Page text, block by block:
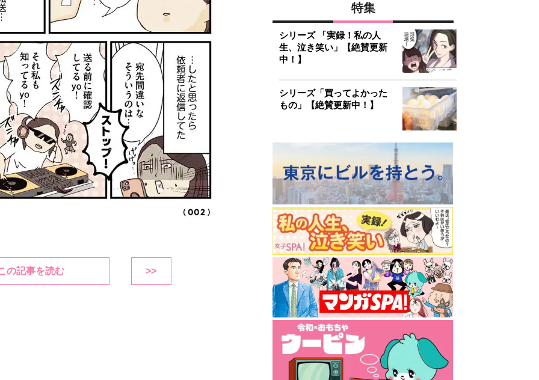
の記事を読む >>
特集
シリーズ 「実録！私の人
生、泣き笑い」【絶賛更新
中！】
シリーズ「買ってよかった
もの」【絶賛更新中！】